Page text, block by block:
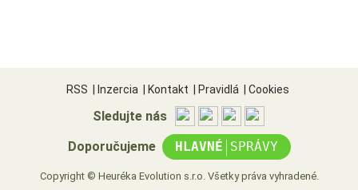
RSS Inzercia Kontakt Pravidlá Cookies
Sledujte nás
Doporučujeme HLAVNÉ | SPRÁVY
Copyright © Heuréka Evolution s.r.o. Všetky práva vyhradené.